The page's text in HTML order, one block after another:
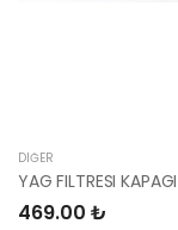
DIĞER
469.00 ₺